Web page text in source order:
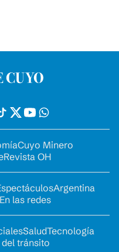
Cuyo Minero
Revista OH
Argentina
las redes
SaludTecnología
tránsito